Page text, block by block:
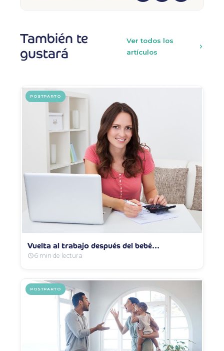
También te
gustará
Ver todos los
artículos
POSTPARTO
Vuelta al trabajo después del bebé…
6 min de lectura
POSTPARTO